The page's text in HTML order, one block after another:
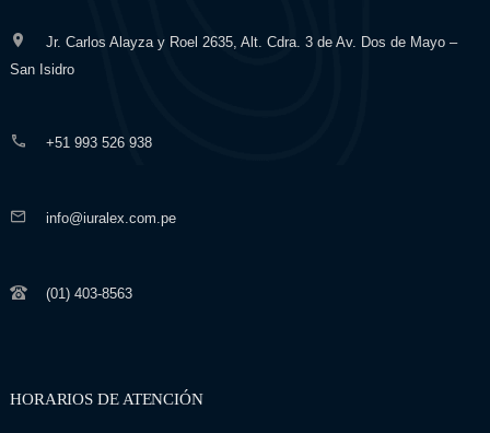
Jr. Carlos Alayza y Roel 2635, Alt. Cdra. 3 de Av. Dos de Mayo –
San Isidro
+51 993 526 938
info@iuralex.com.pe
(01) 403-8563
HORARIOS DE ATENCIÓN